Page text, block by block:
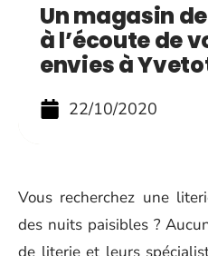
Un magasin
à l’écoute de
envies à
22/10/2020
Vous recherchez une
des nuits paisibles ?